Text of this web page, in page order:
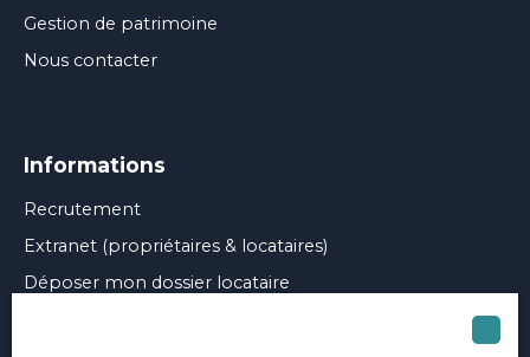
Gestion de patrimoine
Nous contacter
Informations
Recrutement
Extranet (propriétaires & locataires)
Déposer mon dossier locataire